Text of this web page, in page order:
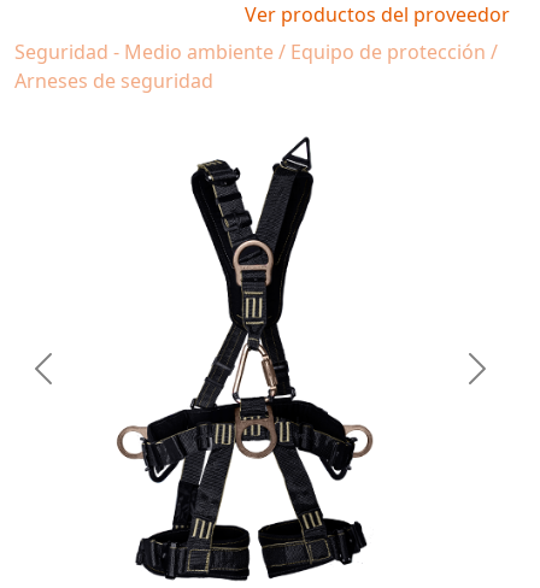
Ver productos del proveedor
Seguridad - Medio ambiente / Equipo de protección /
Arneses de seguridad
Previous Next